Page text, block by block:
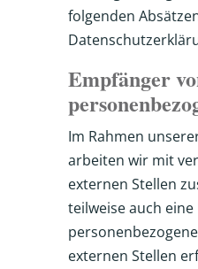
folgenden
Empfänger
Im Rahmen
arbeiten wir mit
externen Stellen
teilweise auch
externen Stellen